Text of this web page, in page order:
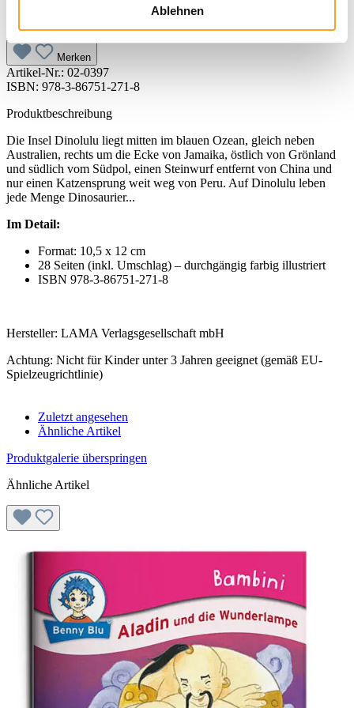
Ablehnen
In den Warenkorb
Merken
Artikel-Nr.: 02-0397
ISBN: 978-3-86751-271-8
Produktbeschreibung
Die Insel Dinolulu liegt mitten im blauen Ozean, gleich neben
Australien, rechts um die Ecke von Jamaika, östlich von Grönland
und südlich vom Südpol, einen Steinwurf entfernt von China und
nur einen Katzensprung weit weg von Peru. Auf Dinolulu leben
jede Menge Dinosaurier...
Im Detail:
Format: 10,5 x 12 cm
28 Seiten (inkl. Umschlag) – durchgängig farbig illustriert
ISBN 978-3-86751-271-8
Hersteller: LAMA Verlagsgesellschaft mbH
Achtung: Nicht für Kinder unter 3 Jahren geeignet (gemäß EU-
Spielzeugrichtlinie)
Zuletzt angesehen
Ähnliche Artikel
Produktgalerie überspringen
Ähnliche Artikel